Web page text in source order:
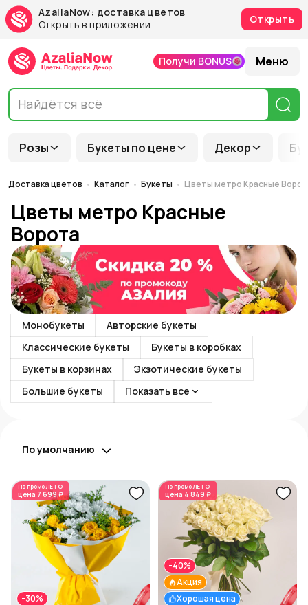
AzaliaNow: доставка цветов
Открыть в приложении
Открыть
Розы Букеты по цене Декор
Получи BONUS Меню
Доставка цветов Каталог Букеты Цветы метро Красные
Цветы метро Красные
Ворота
Монобукеты
Авторские букеты
Классические букеты
Букеты в коробках
Букеты в корзинах
Экзотические букеты
Большие букеты
Показать все
По умолчанию
По промоЛЕТО
цена 7 699 ₽
-30%
По промоЛЕТО
цена 4 849 ₽
Хорошая цена
Акция
-40%